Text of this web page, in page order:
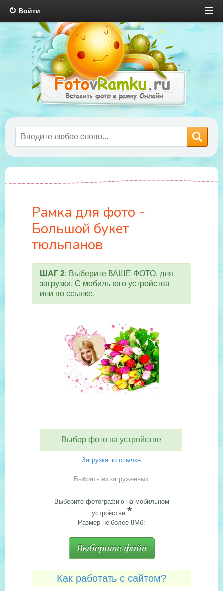
Войти
Рамка для фото -
Большой букет
тюльпанов
ШАГ 2: Выберите ВАШЕ ФОТО, для
загрузки. С мобильного устройства
или по ссылке.
Выбор фото на устройстве
Загрузка по ссылке
Выбрать из загруженных
Выберите фотографию на мобильном
устройстве.*
Размер не более 8Мб:
Как работать с сайтом?